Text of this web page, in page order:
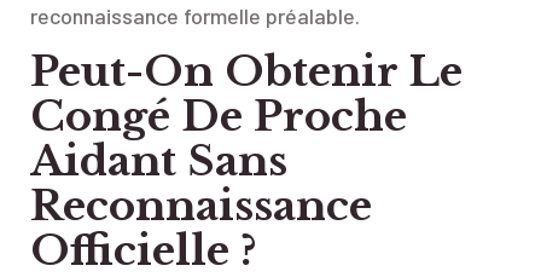
reconnaissance formelle préalable.
Peut-On Obtenir Le
Congé De Proche
Aidant Sans
Reconnaissance
Officielle ?